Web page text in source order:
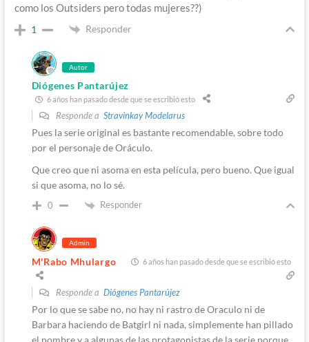
como los Outsiders pero todas mujeres??)
1 Responder
Autor
Diógenes Pantarújez
6 años han pasado desde que se escribió esto
Responde a Stravinkay Modelarus
Pues la serie original es bastante recomendable, sobre todo
por el personaje de Oráculo.
Que creo que ni asoma en esta película, pero bueno. Que igual
si que asoma, no lo sé.
0 Responder
Admin
M'Rabo Mhulargo 6 años han pasado desde que se escribió esto
Responde a Diógenes Pantarújez
Por lo que se sabe no, no hay ni rastro de Oraculo ni de
Barbara haciendo de Batgirl ni nada, simplemente han pillado
el nombre y a algunas de las protagonistas de la serie porque